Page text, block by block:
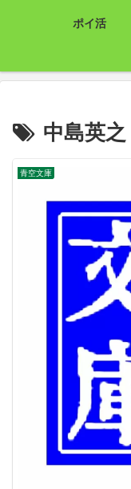
ポイ活
中島英之
青空文庫